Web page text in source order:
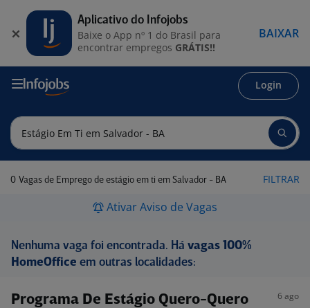
Login
0 Vagas de Emprego de estágio em ti em Salvador - BA FILTRAR
Ativar Aviso de Vagas
Nenhuma vaga foi encontrada. Há vagas 100%
HomeOffice em outras localidades:
Programa De Estágio Quero-Quero
6 ago
Aplicativo do Infojobs
Baixe o App nº 1 do Brasil para
encontrar empregos GRÁTIS!!
BAIXAR